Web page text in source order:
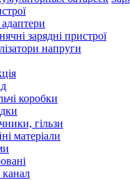
зарядні пристрої
напруги
коробки
гільзи
матеріали